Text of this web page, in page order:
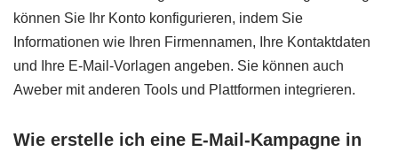
können Sie Ihr Konto konfigurieren, indem Sie
Informationen wie Ihren Firmennamen, Ihre Kontaktdaten
und Ihre E-Mail-Vorlagen angeben. Sie können auch
Aweber mit anderen Tools und Plattformen integrieren.
Wie erstelle ich eine E-Mail-Kampagne in